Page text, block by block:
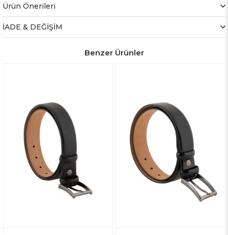
Ürün Önerileri
İADE & DEĞİŞİM
Benzer Ürünler